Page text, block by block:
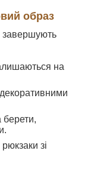
образ
завершують
на
берети,
зі